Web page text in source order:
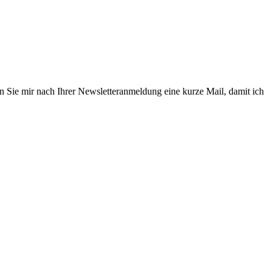
Sie mir nach Ihrer Newsletteranmeldung eine kurze Mail, damit ich